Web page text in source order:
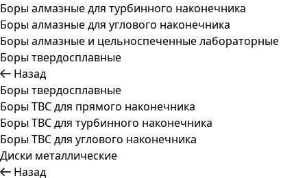
Боры алмазные для турбинного наконечника
Боры алмазные для углового наконечника
Боры алмазные и цельноспеченные лабораторные
Боры твердосплавные
Назад
Боры твердосплавные
Боры ТВС для прямого наконечника
Боры ТВС для турбинного наконечника
Боры ТВС для углового наконечника
Диски металлические
Назад